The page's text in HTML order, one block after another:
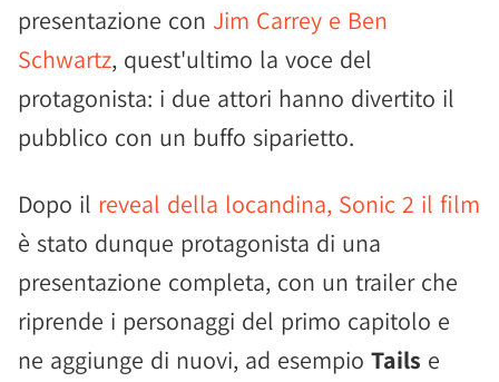
presentazione con Jim Carrey e Ben
Schwartz, quest'ultimo la voce del
protagonista: i due attori hanno divertito il
pubblico con un buffo siparietto.
Dopo il reveal della locandina, Sonic 2 il film
è stato dunque protagonista di una
presentazione completa, con un trailer che
riprende i personaggi del primo capitolo e
ne aggiunge di nuovi, ad esempio Tails e